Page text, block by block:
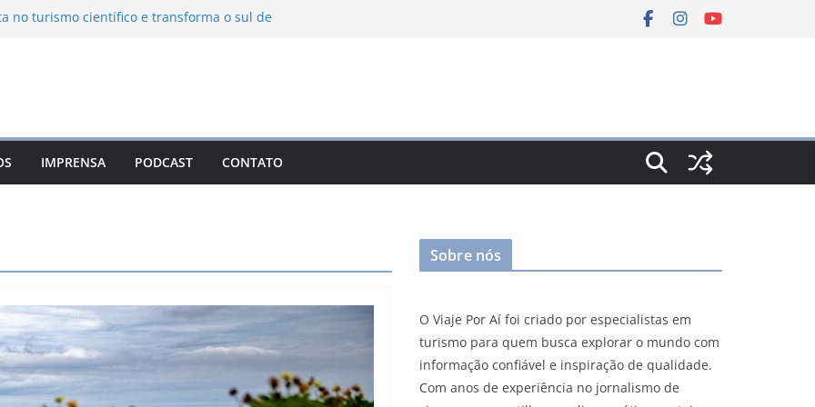
no turismo científico e transforma o sul de
em Campos do Jordão
Nuevo León: o Pueblo Mágico com ruas
e turismo à beira da represa
IMPRENSA PODCAST CONTATO
Sobre nós
O Viaje Por Aí foi criado por especialistas em
turismo para quem busca explorar o mundo com
informação confiável e inspiração de qualidade.
Com anos de experiência no jornalismo de